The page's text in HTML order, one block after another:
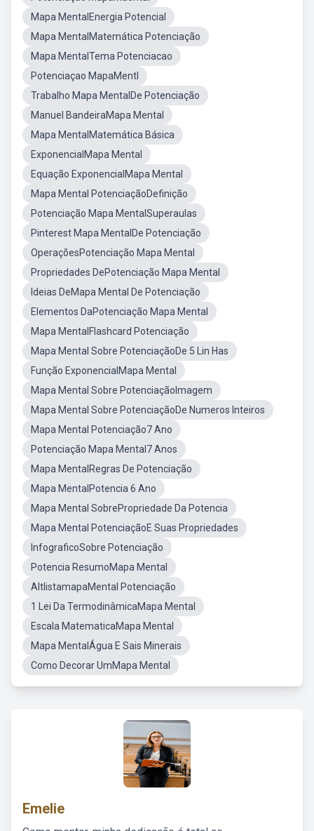
Mapa MentalEnergia Potencial
Mapa MentalMatemática Potenciação
Mapa MentalTema Potenciacao
Potenciaçao MapaMentl
Trabalho Mapa MentalDe Potenciação
Manuel BandeiraMapa Mental
Mapa MentalMatemática Básica
ExponencialMapa Mental
Equação ExponencialMapa Mental
Mapa Mental PotenciaçãoDefinição
Potenciação Mapa MentalSuperaulas
Pinterest Mapa MentalDe Potenciação
OperaçõesPotenciação Mapa Mental
Propriedades DePotenciação Mapa Mental
Ideias DeMapa Mental De Potenciação
Elementos DaPotenciação Mapa Mental
Mapa MentalFlashcard Potenciação
Mapa Mental Sobre PotenciaçãoDe 5 Lin Has
Função ExponencialMapa Mental
Mapa Mental Sobre PotenciaçãoImagem
Mapa Mental Sobre PotenciaçãoDe Numeros Inteiros
Mapa Mental Potenciação7 Ano
Potenciação Mapa Mental7 Anos
Mapa MentalRegras De Potenciação
Mapa MentalPotencia 6 Ano
Mapa Mental SobrePropriedade Da Potencia
Mapa Mental PotenciaçãoE Suas Propriedades
InfograficoSobre Potenciação
Potencia ResumoMapa Mental
AltlistamapaMental Potenciação
1 Lei Da TermodinâmicaMapa Mental
Escala MatematicaMapa Mental
Mapa MentalÁgua E Sais Minerais
Como Decorar UmMapa Mental
Emelie